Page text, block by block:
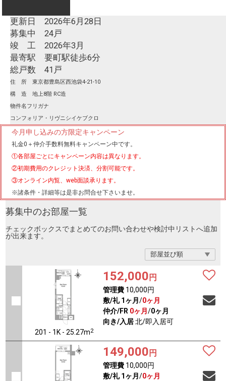
更新日 2026年6月28日
募集中 24戸
竣 工 2026年3月
最寄駅 要町駅徒歩6分
総戸数 41戸
住 所 東京都豊島区西池袋4-21-10
構 造 地上8階 RC造
物件名フリガナ
コンフォリア・リヴニシイケブクロ
今月申し込みの方限定キャンペーン
礼金0 ＋ 仲介手数料無料キャンペーン中です。
①各部屋ごとにキャンペーン内容は異なります。
②初期費用のクレジット決済、分割可能です。
③オンライン内覧、web面談承ります。
※諸条件・詳細等は是非お問合せ下さいませ。
募集中のお部屋一覧
チェックボックスでまとめてのお問い合わせや検討中リストへ追加
が出来ます。
201 - 1K - 25.27m2
152,000 円
管理費10,000円
敷/礼 1ヶ月 /0ヶ月
仲介/FR 0ヶ月 /0ヶ月
向き/入居北/即入居可
149,000 円
管理費10,000円
敷/礼 1ヶ月 /0ヶ月